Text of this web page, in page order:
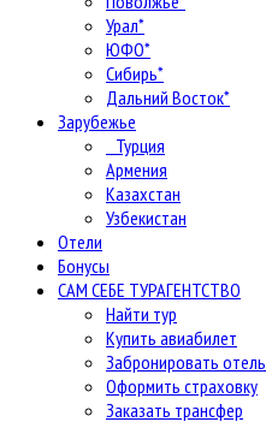
Урал*
ЮФО*
Сибирь*
Дальний Восток*
Зарубежье
Турция
Армения
Казахстан
Узбекистан
Отели
Бонусы
САМ СЕБЕ ТУРАГЕНТСТВО
Найти тур
Купить авиабилет
Забронировать отель
Оформить страховку
Заказать трансфер